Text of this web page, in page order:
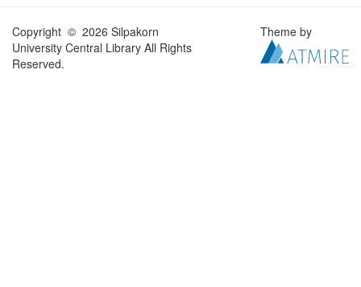
Copyright © 2026 Silpakorn
University Central Library All Rights
Reserved.
Theme by